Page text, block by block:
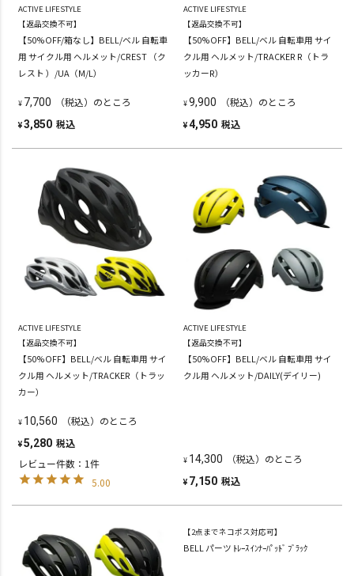
ACTIVE LIFESTYLE
【返品交換不可】
【50%OFF/箱なし】BELL/ベル 自転車
用 サイクル用 ヘルメット/CREST （ク
レスト ）/UA（M/L）
¥ 7,700 （税込）のところ
¥3,850 税込
ACTIVE LIFESTYLE
【返品交換不可】
【50%OFF】BELL/ベル 自転車用 サイ
クル用 ヘルメット/TRACKER R（トラ
ッカーR）
¥9,900 （税込）のところ
¥4,950 税込
ACTIVE LIFESTYLE
【返品交換不可】
【50%OFF】BELL/ベル 自転車用 サイ
クル用 ヘルメット/TRACKER（トラッ
カー）
¥ 10,560 （税込）のところ
¥5,280 税込
レビュー件数：1件
5.00
ACTIVE LIFESTYLE
【返品交換不可】
【50%OFF】BELL/ベル 自転車用 サイ
クル用 ヘルメット/DAILY(デイリー)
¥ 14,300 （税込）のところ
¥ 7,150 税込
【2点までネコポス対応可】
BELL パーツ ﾄﾚｰｽ ｲﾝﾅｰﾊﾟｯﾄﾞ ﾌﾞﾗｯｸ